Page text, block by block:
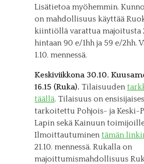
Lisätietoa myöhemmin.
on mahdollisuus käyttää
kiintiöllä varattua majoitusta
hintaan 90 e/1hh ja 59 e/2hh.
1.10. mennessä.
Keskiviikkona 30.10.
16.15 (Ruka). Tilaisuuden
täällä. Tilaisuus on
tarkoitettu Pohjois- ja Keski-
Lapin sekä Kainuun
Ilmoittautuminen tämän
21.10. mennessä. Rukalla on
majoittumismahdollisuus